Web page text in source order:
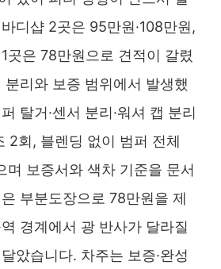
디샵 2곳은 95만원·108만원,
곳은 78만원으로 견적이 갈렸
분리와 보증 범위에서 발생했
탈거·센서 분리·워셔 캡 분리
2회, 블렌딩 없이 범퍼 전체
며 보증서와 색차 기준을 문서
부분도장으로 78만원을 제
경계에서 광 반사가 달라질
았습니다. 차주는 보증·완성